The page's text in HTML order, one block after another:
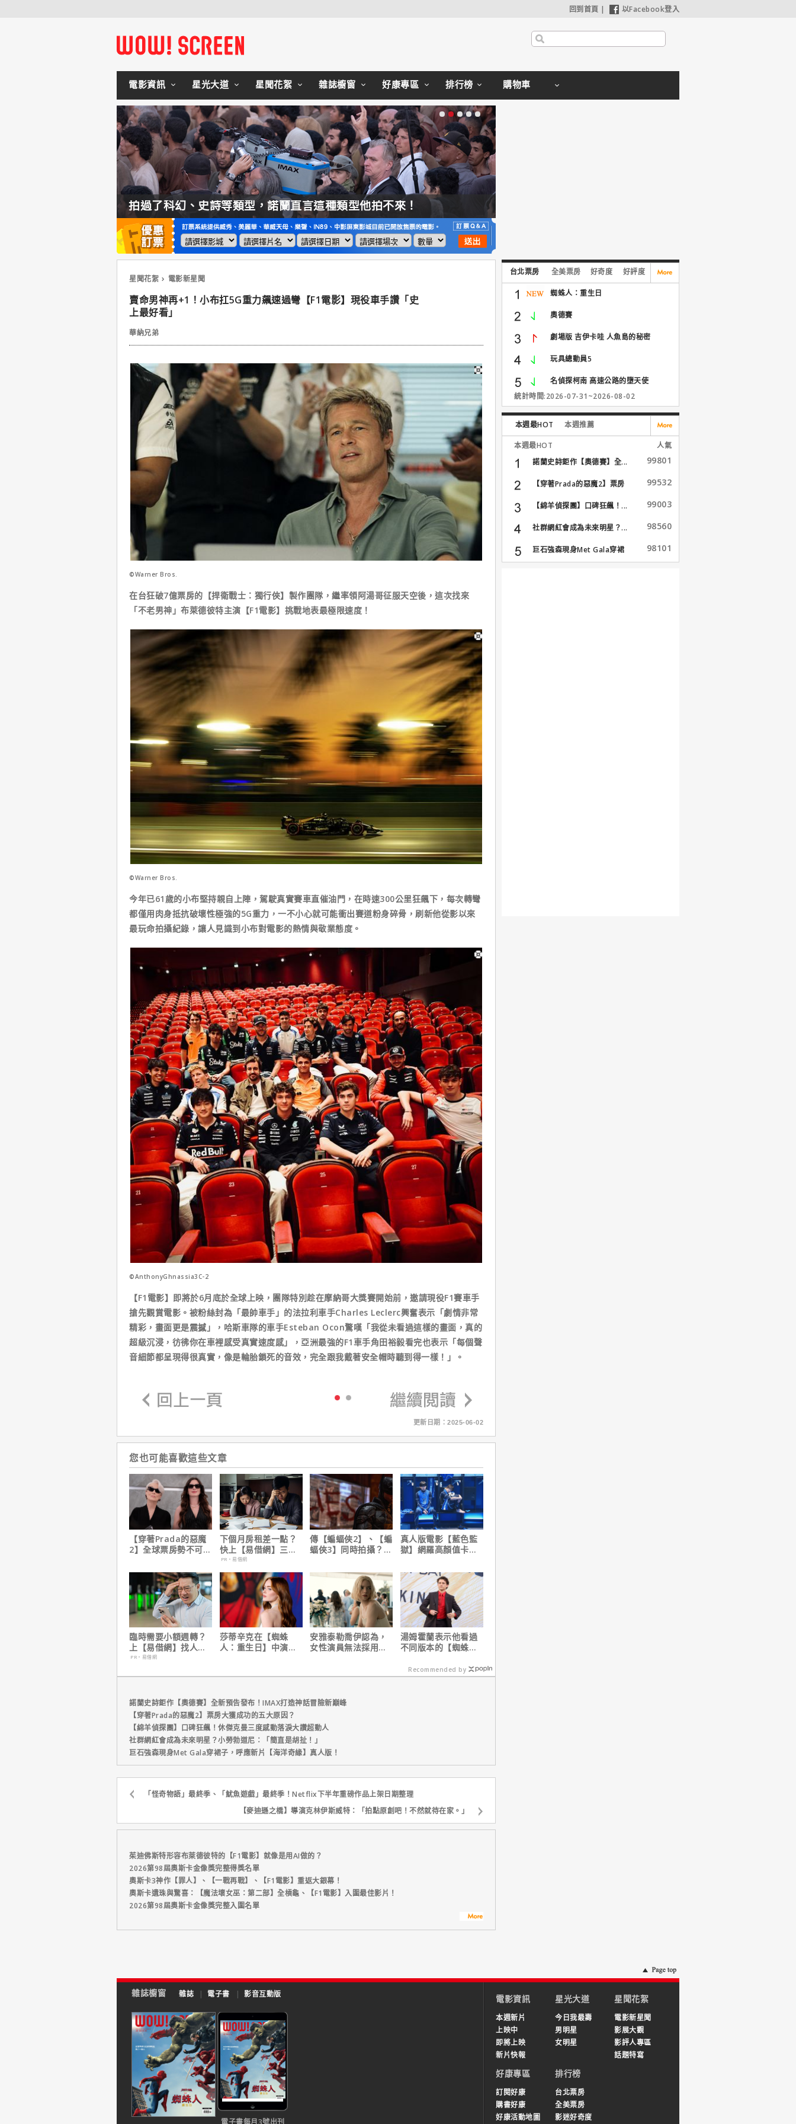
回到首頁 | 以Facebook登入
電影資訊 星光大道 星聞花絮 雜誌櫥窗 好康專區 排行榜 購物車
拍過了科幻、史詩等類型，諾蘭直言這種類型他拍不來！
星聞花絮 電影新星聞
賣命男神再+1！小布扛5G重力飆速過彎【F1電影】現役車手讚「史
上最好看」
華納兄弟
©Warner Bros.
在台狂破7億票房的【捍衛戰士：獨行俠】製作團隊，繼率領阿湯哥征服天空後，這次找來
「不老男神」布萊德彼特主演【F1電影】挑戰地表最極限速度！
©Warner Bros.
今年已61歲的小布堅持親自上陣，駕駛真實賽車直催油門，在時速300公里狂飆下，每次轉彎
都僅用肉身抵抗破壞性極強的5G重力，一不小心就可能衝出賽道粉身碎骨，刷新他從影以來
最玩命拍攝紀錄，讓人見識到小布對電影的熱情與敬業態度。
©AnthonyGhnassia3C-2
【F1電影】即將於6月底於全球上映，團隊特別趁在摩納哥大獎賽開始前，邀請現役F1賽車手
搶先觀賞電影。被粉絲封為「最帥車手」的法拉利車手Charles Leclerc興奮表示「劇情非常
精彩，畫面更是震撼」，哈斯車隊的車手Esteban Ocon驚嘆「我從未看過這樣的畫面，真的
超級沉浸，彷彿你在車裡感受真實速度感」，亞洲最強的F1車手角田裕毅看完也表示「每個聲
音細節都呈現得很真實，像是輪胎鎖死的音效，完全跟我戴著安全帽時聽到得一樣！」。
更新日期：2025-06-02
您也可能喜歡這些文章
【穿著Prada的惡魔
2】全球票房勢不可
軍、兩週狂破4.3億美
下個月房租差一點？
快上【易借網】三分
鐘解決燃眉之急
PR・易借網
傳【蝙蝠俠2】、【蝙
蝠俠3】同時拍攝？詹
真人版電影【藍色監
獄】網羅高顏值卡司
臨時需要小額週轉？
上【易借網】找人
幫！資金快速到位
PR・易借網
莎蒂辛克在【蜘蛛
人：重生日】中演的
安雅泰勒喬伊認為，
女性演員無法採用方
湯姆霍蘭表示他看過
不同版本的【蜘蛛
這版完全不行！
Recommended by
諾蘭史詩鉅作【奧德賽】全新預告發布！IMAX打造神話冒險新巔峰
【穿著Prada的惡魔2】票房大獲成功的五大原因？
【綿羊偵探團】口碑狂飆！休傑克曼三度感動落淚大讚超動人
社群網紅會成為未來明星？小勞勃道尼：「簡直是胡扯！」
巨石強森現身Met Gala穿裙子，呼應新片【海洋奇緣】真人版！
「怪奇物語」最終季、「魷魚遊戲」最終季！Netflix下半年重磅作品上架日期整理
【麥迪遜之橋】導演克林伊斯威特：「拍點原創吧！不然就待在家。」
茱迪佛斯特形容布萊德彼特的【F1電影】就像是用AI做的？
2026第98屆奧斯卡金像獎完整得獎名單
奧斯卡3神作【罪人】、【一戰再戰】、【F1電影】重返大銀幕！
奧斯卡遺珠與驚喜：【魔法壞女巫：第二部】全槓龜、【F1電影】入圍最佳影片！
2026第98屆奧斯卡金像獎完整入圍名單
台北票房 全美票房 好奇度 好評度
蜘蛛人：重生日
奧德賽
劇場版 吉伊卡哇 人魚島的秘密
玩具總動員5
名偵探柯南 高速公路的墮天使
統計時間:2026-07-31~2026-08-02
本週最HOT 本週推薦
本週最HOT
人氣
諾蘭史詩鉅作【奧德賽】全...
99801
【穿著Prada的惡魔2】票房
99532
【綿羊偵探團】口碑狂飆！... 99003
社群網紅會成為未來明星？... 98560
巨石強森現身Met Gala穿裙
子...
98101
雜誌櫥窗 雜誌 | 電子書 | 影音互動版
電子書每月3號出刊
電影資訊
本週新片
上映中
即將上映
新片快報
星光大道
今日我最壽
男明星
女明星
星聞花絮
電影新星聞
影展大觀
影評人專區
話題特寫
好康專區
訂閱好康
購書好康
好康活動地圖
排行榜
台北票房
全美票房
影迷好奇度